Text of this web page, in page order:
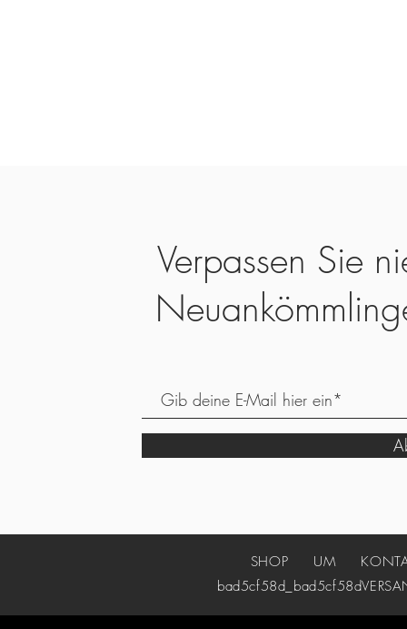
Verpassen Sie
SHOP UM
bad5cf58d_bad5cf58d